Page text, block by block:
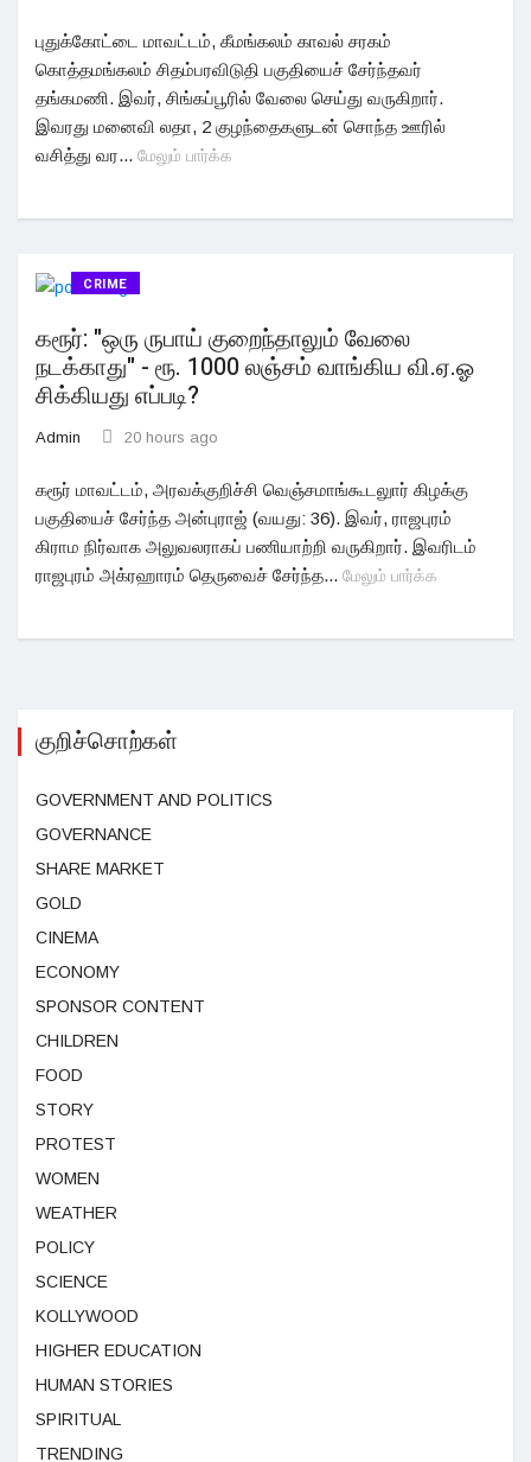
புதுக்கோட்டை மாவட்டம், கீமங்கலம் காவல் சரகம்
கொத்தமங்கலம் சிதம்பரவிடுதி பகுதியைச் சேர்ந்தவர்
தங்கமணி. இவர், சிங்கப்பூரில் வேலை செய்து வருகிறார்.
இவரது மனைவி லதா, 2 குழந்தைகளுடன் சொந்த ஊரில்
வசித்து வர... மேலும் பார்க்க
CRIME
கரூர்: "ஒரு ருபாய் குறைந்தாலும் வேலை
நடக்காது" - ரூ. 1000 லஞ்சம் வாங்கிய வி.ஏ.ஓ
சிக்கியது எப்படி?
Admin 20 hours ago
கரூர் மாவட்டம், அரவக்குறிச்சி வெஞ்சமாங்கூடலுார் கிழக்கு
பகுதியைச் சேர்ந்த அன்புராஜ் (வயது: 36). இவர், ராஜபுரம்
கிராம நிர்வாக அலுவலராகப் பணியாற்றி வருகிறார். இவரிடம்
ராஜபுரம் அக்ரஹாரம் தெருவைச் சேர்ந்த... மேலும் பார்க்க
குறிச்சொற்கள்
GOVERNMENT AND POLITICS
GOVERNANCE
SHARE MARKET
GOLD
CINEMA
ECONOMY
SPONSOR CONTENT
CHILDREN
FOOD
STORY
PROTEST
WOMEN
WEATHER
POLICY
SCIENCE
KOLLYWOOD
HIGHER EDUCATION
HUMAN STORIES
SPIRITUAL
TRENDING